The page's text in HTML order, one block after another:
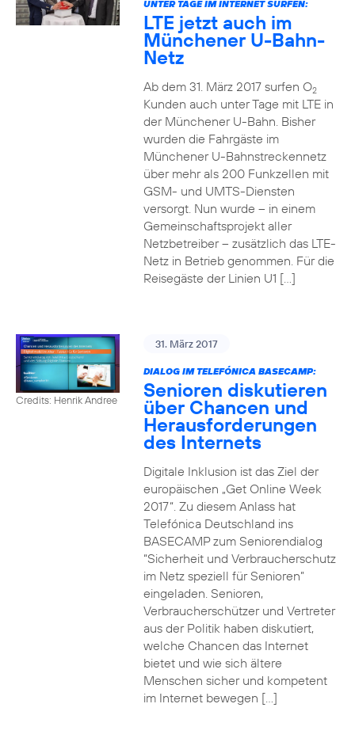
UNTER TAGE IM INTERNET SURFEN:
LTE jetzt auch im
Münchener U-Bahn-
Netz
Ab dem 31. März 2017 surfen O2
Kunden auch unter Tage mit LTE in
der Münchener U-Bahn. Bisher
wurden die Fahrgäste im
Münchener U-Bahnstreckennetz
über mehr als 200 Funkzellen mit
GSM- und UMTS-Diensten
versorgt. Nun wurde – in einem
Gemeinschaftsprojekt aller
Netzbetreiber – zusätzlich das LTE-
Netz in Betrieb genommen. Für die
Reisegäste der Linien U1 […]
Credits: Henrik Andree
31. März 2017
DIALOG IM TELEFÓNICA BASECAMP:
Senioren diskutieren
über Chancen und
Herausforderungen
des Internets
Digitale Inklusion ist das Ziel der
europäischen „Get Online Week
2017“. Zu diesem Anlass hat
Telefónica Deutschland ins
BASECAMP zum Seniorendialog
“Sicherheit und Verbraucherschutz
im Netz speziell für Senioren”
eingeladen. Senioren,
Verbraucherschützer und Vertreter
aus der Politik haben diskutiert,
welche Chancen das Internet
bietet und wie sich ältere
Menschen sicher und kompetent
im Internet bewegen […]